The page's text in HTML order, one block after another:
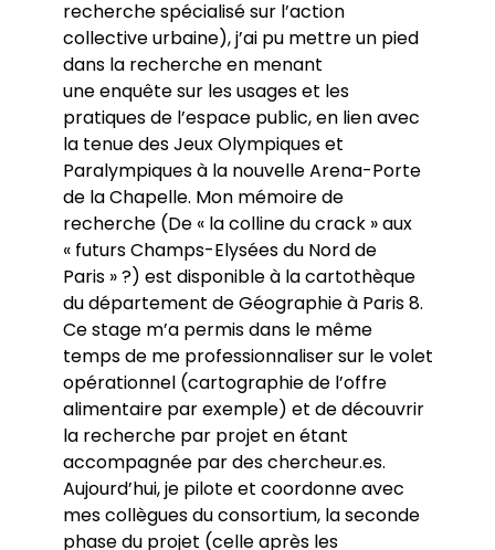
recherche spécialisé sur l’action
collective urbaine), j’ai pu mettre un pied
dans la recherche en menant
une enquête sur les usages et les
pratiques de l’espace public, en lien avec
la tenue des Jeux Olympiques et
Paralympiques à la nouvelle Arena-Porte
de la Chapelle. Mon mémoire de
recherche (De « la colline du crack » aux
« futurs Champs-Elysées du Nord de
Paris » ?) est disponible à la cartothèque
du département de Géographie à Paris 8.
Ce stage m’a permis dans le même
temps de me professionnaliser sur le volet
opérationnel (cartographie de l’offre
alimentaire par exemple) et de découvrir
la recherche par projet en étant
accompagnée par des chercheur.es.
Aujourd’hui, je pilote et coordonne avec
mes collègues du consortium, la seconde
phase du projet (celle après les